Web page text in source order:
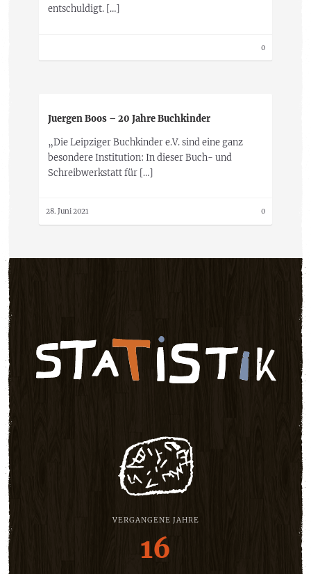
entschuldigt. […]
0
Juergen Boos – 20 Jahre Buchkinder
„Die Leipziger Buchkinder e.V. sind eine ganz
besondere Institution: In dieser Buch- und
Schreibwerkstatt für […]
28. Juni 2021 0
VERGANGENE JAHRE
16